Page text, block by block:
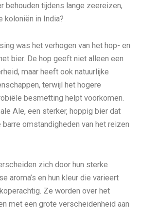
behouden tijdens lange zeereizen,
koloniën in India?
was het verhogen van het hop- en
bier. De hop geeft niet alleen een
maar heeft ook natuurlijke
terwijl het hogere
besmetting helpt voorkomen.
Ale, een sterker, hoppig bier dat
omstandigheden van het reizen
zich door hun sterke
aroma’s en hun kleur die varieert
Ze worden over het
met een grote verscheidenheid aan